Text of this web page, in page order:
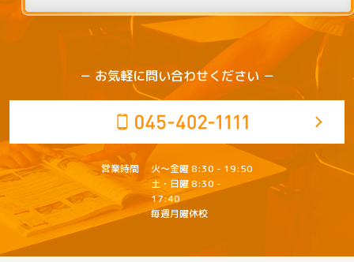
－ お気軽に問い合わせください －
営業時間
火～金曜 8:30 - 19:50
土・日曜 8:30 -
17:40
毎週月曜休校